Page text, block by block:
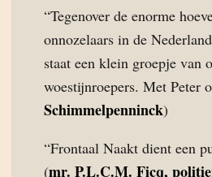
“Tegenover de enorme
onnozelaars in de
staat een klein groepje van
woestijnroepers. Met Peter
Schimmelpenninck)
“Frontaal Naakt dient een
(mr. P.L.C.M. Ficq,